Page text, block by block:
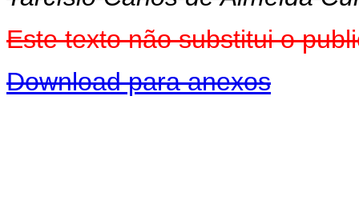
Este texto não substitui o
Download para anexos